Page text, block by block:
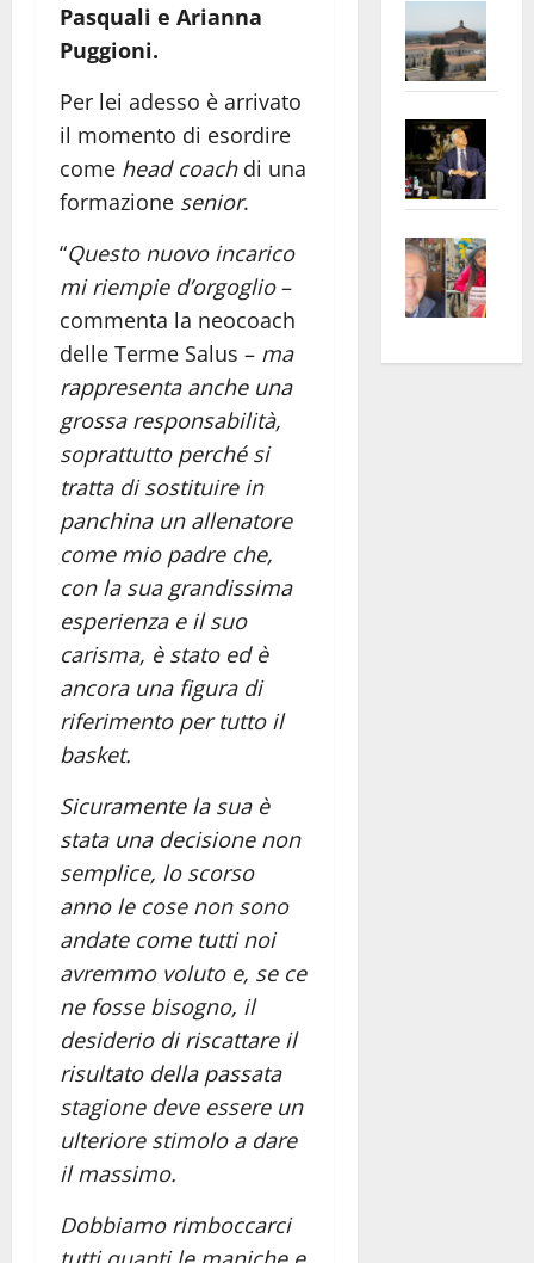
Pasquali e Arianna
Puggioni.
Per lei adesso è arrivato
il momento di esordire
come head coachdi una
formazione senior.
“Questo nuovo incarico
mi riempie d’orgoglio–
commenta la neocoach
delle Terme Salus – ma
rappresenta anche una
grossa responsabilità,
soprattutto perché si
tratta di sostituire in
panchina un allenatore
come mio padre che,
con la sua grandissima
esperienza e il suo
carisma, è stato ed è
ancora una figura di
riferimento per tutto il
basket.
Sicuramente la sua è
stata una decisione non
semplice, lo scorso
anno le cose non sono
andate come tutti noi
avremmo voluto e, se ce
ne fosse bisogno, il
desiderio di riscattare il
risultato della passata
stagione deve essere un
ulteriore stimolo a dare
il massimo.
Dobbiamo rimboccarci
euro
apre